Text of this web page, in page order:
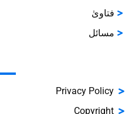
فتاویٰ
مسائل
Privacy Policy
Copyright